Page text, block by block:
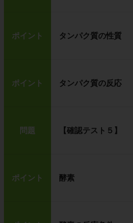
ポイント タンパク質の性質
ポイント タンパク質の反応
問題 【確認テスト５】
ポイント 酵素